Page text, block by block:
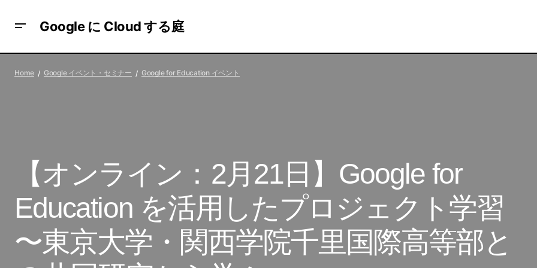
Google に Cloud する庭
Jam 2021
Education イベ
Home Google イベント・セミナー Google for Education イベント
【オンライン：2月21日】Google for
Education を活用したプロジェクト学習
〜東京大学・関西学院千里国際高等部と